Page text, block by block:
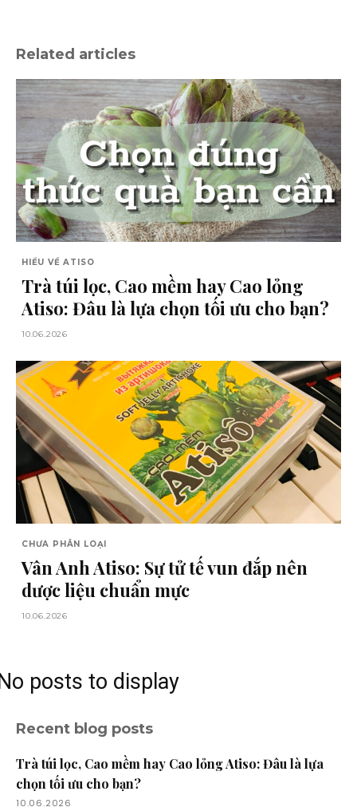
Related articles
HIỂU VỀ ATISO
Trà túi lọc, Cao mềm hay Cao lỏng
Atiso: Đâu là lựa chọn tối ưu cho bạn?
10.06.2026
CHƯA PHÂN LOẠI
Vân Anh Atiso: Sự tử tế vun đắp nên
dược liệu chuẩn mực
10.06.2026
posts to display
Recent blog posts
Trà túi lọc, Cao mềm hay Cao lỏng Atiso: Đâu là lựa
chọn tối ưu cho bạn?
10.06.2026